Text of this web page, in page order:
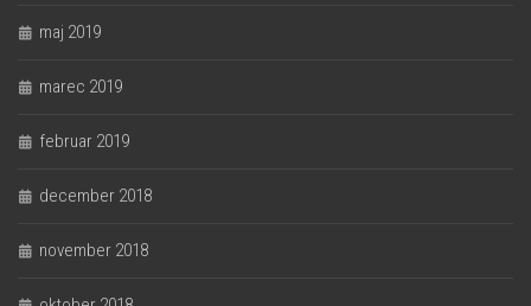
maj 2019
marec 2019
februar 2019
december 2018
november 2018